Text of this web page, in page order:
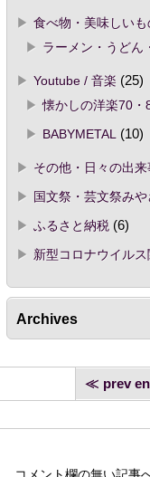
食べ物・美味しいも
ラーメン・うどん
Youtube / 音楽 (25)
懐かしの洋楽70・
BABYMETAL
(10)
その他・日々の出来
国文祭・芸文祭み
ふるさと納税(6)
新型コロナウイルス
Archives
prev
コメント欄の無い記事